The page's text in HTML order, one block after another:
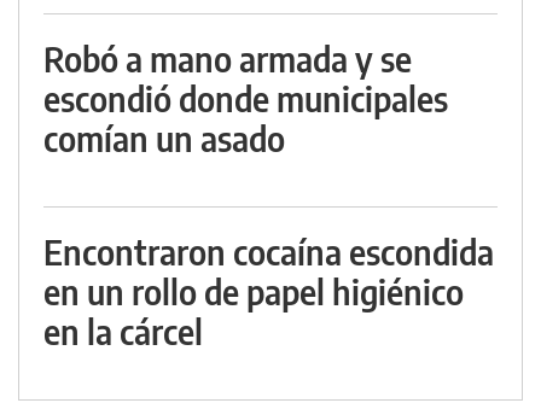
Robó a mano armada y se
escondió donde municipales
comían un asado
Encontraron cocaína escondida
en un rollo de papel higiénico
en la cárcel